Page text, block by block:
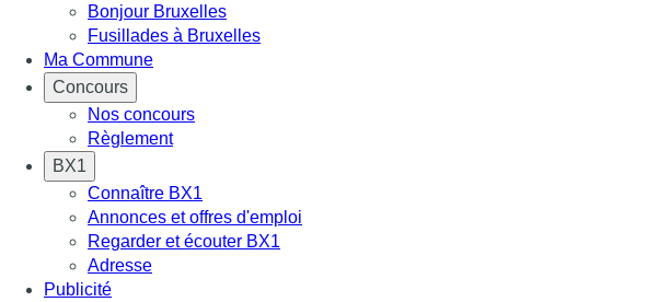
Bonjour Bruxelles
Fusillades à Bruxelles
Ma Commune
Concours
Nos concours
Règlement
BX1
Connaître BX1
Annonces et offres d'emploi
Regarder et écouter BX1
Adresse
Publicité